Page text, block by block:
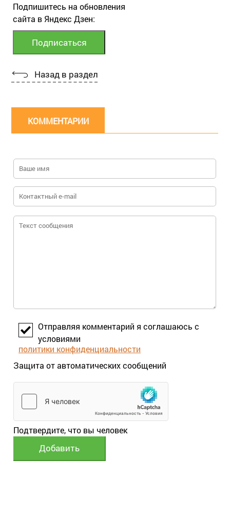
Подпишитесь на обновления
сайта в Яндекс Дзен:
Назад в раздел
КОММЕНТАРИИ
Отправляя комментарий я соглашаюсь с
условиями
политики конфиденциальности
Защита от автоматических сообщений
Подтвердите, что вы человек